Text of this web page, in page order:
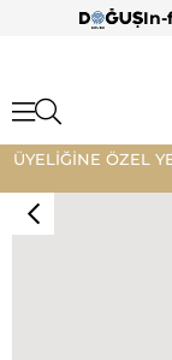
In-
ÜYELİĞİNE ÖZEL